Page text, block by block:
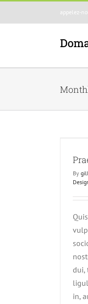
appelez-
By
dui,
in,